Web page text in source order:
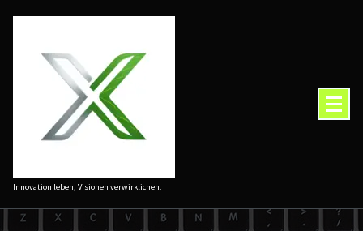
Innovation leben, Visionen verwirklichen.